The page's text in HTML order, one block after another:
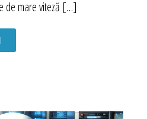
de mare viteză […]